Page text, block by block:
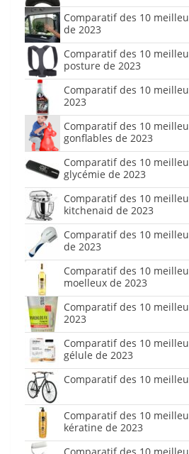
Comparatif des 10
de 2023
Comparatif des 10
posture de 2023
Comparatif des 10
2023
Comparatif des 10
gonflables de 2023
Comparatif des 10
glycémie de 2023
Comparatif des 10
kitchenaid de 2023
Comparatif des 10
de 2023
Comparatif des 10
moelleux de 2023
Comparatif des 10
2023
Comparatif des 10
gélule de 2023
Comparatif des 10
Comparatif des 10
kératine de 2023